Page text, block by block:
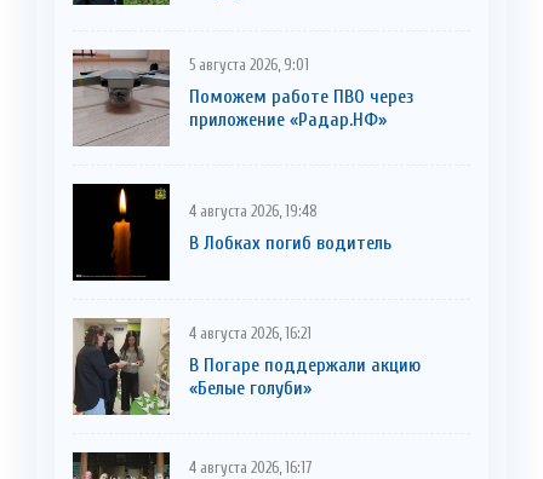
5 августа 2026, 9:01
Поможем работе ПВО через
приложение «Радар.НФ»
4 августа 2026, 19:48
В Лобках погиб водитель
4 августа 2026, 16:21
В Погаре поддержали акцию
«Белые голуби»
4 августа 2026, 16:17